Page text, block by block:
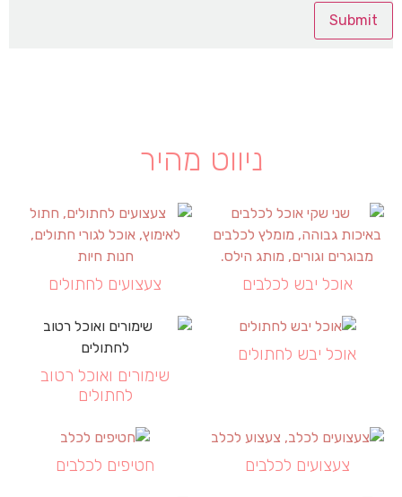
ניווט מהיר
אוכל יבש לכלבים צעצועים לחתולים
אוכל יבש לחתולים
שימורים ואוכל רטוב
לחתולים
צעצועים לכלבים חטיפים לכלבים